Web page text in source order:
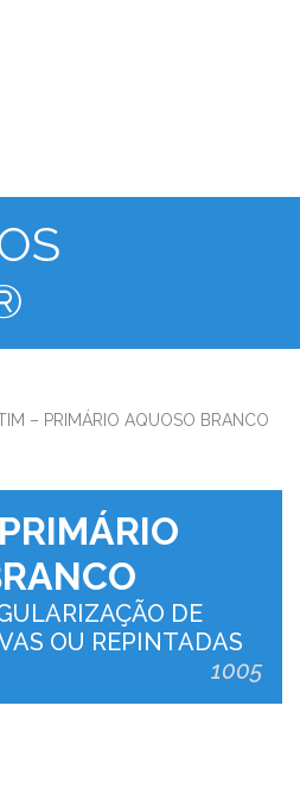
– PRIMÁRIO AQUOSO BRANCO
DE
OU REPINTADAS
1005